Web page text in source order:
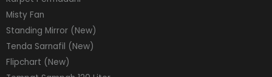
Misty Fan
Standing Mirror (New)
Tenda Sarnafil (New)
Flipchart (New)